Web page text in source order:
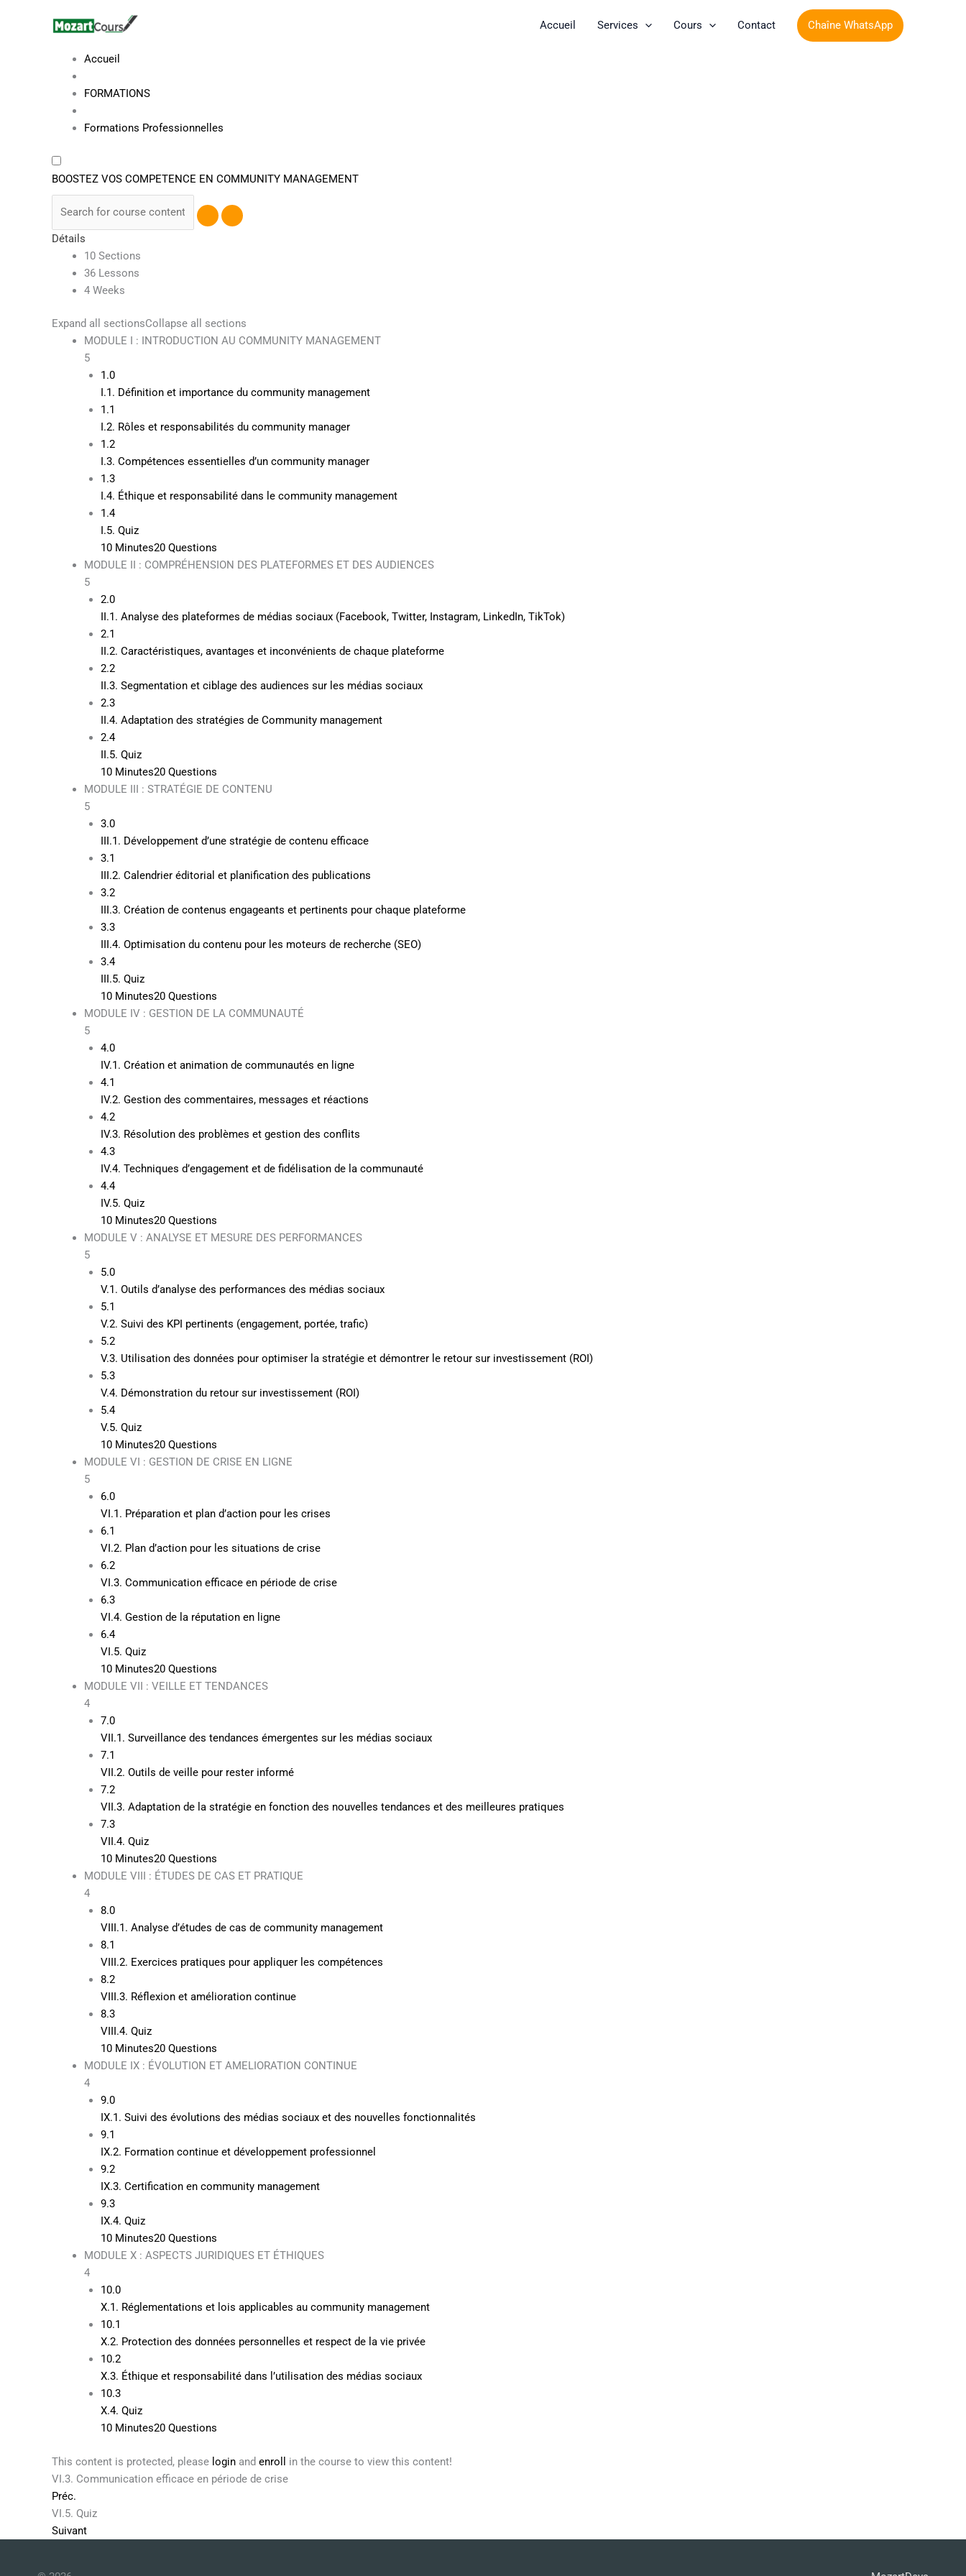
Accueil Services Cours Contact Chaîne WhatsApp
Accueil
FORMATIONS
Formations Professionnelles
BOOSTEZ VOS COMPETENCE EN COMMUNITY MANAGEMENT
Détails
10 Sections
36 Lessons
4 Weeks
Expand all sectionsCollapse all sections
MODULE I : INTRODUCTION AU COMMUNITY MANAGEMENT
5
1.0
I.1. Définition et importance du community management
1.1
I.2. Rôles et responsabilités du community manager
1.2
I.3. Compétences essentielles d’un community manager
1.3
I.4. Éthique et responsabilité dans le community management
1.4
I.5. Quiz
10 Minutes20 Questions
MODULE II : COMPRÉHENSION DES PLATEFORMES ET DES AUDIENCES
5
2.0
II.1. Analyse des plateformes de médias sociaux (Facebook, Twitter, Instagram, LinkedIn, TikTok)
2.1
II.2. Caractéristiques, avantages et inconvénients de chaque plateforme
2.2
II.3. Segmentation et ciblage des audiences sur les médias sociaux
2.3
II.4. Adaptation des stratégies de Community management
2.4
II.5. Quiz
10 Minutes20 Questions
MODULE III : STRATÉGIE DE CONTENU
5
3.0
III.1. Développement d’une stratégie de contenu efficace
3.1
III.2. Calendrier éditorial et planification des publications
3.2
III.3. Création de contenus engageants et pertinents pour chaque plateforme
3.3
III.4. Optimisation du contenu pour les moteurs de recherche (SEO)
3.4
III.5. Quiz
10 Minutes20 Questions
MODULE IV : GESTION DE LA COMMUNAUTÉ
5
4.0
IV.1. Création et animation de communautés en ligne
4.1
IV.2. Gestion des commentaires, messages et réactions
4.2
IV.3. Résolution des problèmes et gestion des conflits
4.3
IV.4. Techniques d’engagement et de fidélisation de la communauté
4.4
IV.5. Quiz
10 Minutes20 Questions
MODULE V : ANALYSE ET MESURE DES PERFORMANCES
5
5.0
V.1. Outils d’analyse des performances des médias sociaux
5.1
V.2. Suivi des KPI pertinents (engagement, portée, trafic)
5.2
V.3. Utilisation des données pour optimiser la stratégie et démontrer le retour sur investissement (ROI)
5.3
V.4. Démonstration du retour sur investissement (ROI)
5.4
V.5. Quiz
10 Minutes20 Questions
MODULE VI : GESTION DE CRISE EN LIGNE
5
6.0
VI.1. Préparation et plan d’action pour les crises
6.1
VI.2. Plan d’action pour les situations de crise
6.2
VI.3. Communication efficace en période de crise
6.3
VI.4. Gestion de la réputation en ligne
6.4
VI.5. Quiz
10 Minutes20 Questions
MODULE VII : VEILLE ET TENDANCES
4
7.0
VII.1. Surveillance des tendances émergentes sur les médias sociaux
7.1
VII.2. Outils de veille pour rester informé
7.2
VII.3. Adaptation de la stratégie en fonction des nouvelles tendances et des meilleures pratiques
7.3
VII.4. Quiz
10 Minutes20 Questions
MODULE VIII : ÉTUDES DE CAS ET PRATIQUE
4
8.0
VIII.1. Analyse d’études de cas de community management
8.1
VIII.2. Exercices pratiques pour appliquer les compétences
8.2
VIII.3. Réflexion et amélioration continue
8.3
VIII.4. Quiz
10 Minutes20 Questions
MODULE IX : ÉVOLUTION ET AMELIORATION CONTINUE
4
9.0
IX.1. Suivi des évolutions des médias sociaux et des nouvelles fonctionnalités
9.1
IX.2. Formation continue et développement professionnel
9.2
IX.3. Certification en community management
9.3
IX.4. Quiz
10 Minutes20 Questions
MODULE X : ASPECTS JURIDIQUES ET ÉTHIQUES
4
10.0
X.1. Réglementations et lois applicables au community management
10.1
X.2. Protection des données personnelles et respect de la vie privée
10.2
X.3. Éthique et responsabilité dans l’utilisation des médias sociaux
10.3
X.4. Quiz
10 Minutes20 Questions
This content is protected, please login and enroll
in the course to view this content!
VI.3. Communication efficace en période de crise
Préc.
VI.5. Quiz
Suivant